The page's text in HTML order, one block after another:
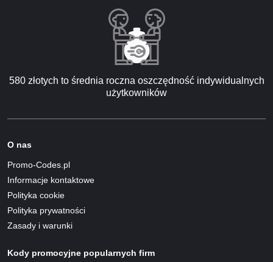
580 złotych to średnia roczna oszczędność indywidualnych
użytkowników
O nas
Promo-Codes.pl
Informacje kontaktowe
Polityka cookie
Polityka prywatności
Zasady i warunki
Kody promocyjne popularnych firm